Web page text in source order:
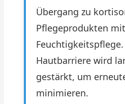
Übergang zu
Pflegeprodukten
Hautbarriere wird
gestärkt, um
minimieren.